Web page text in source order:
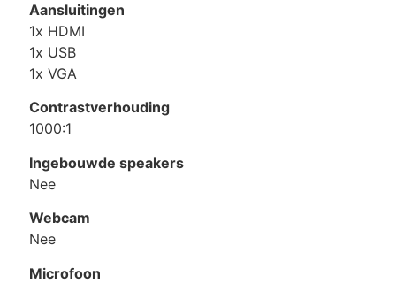
Aansluitingen
1x HDMI
1x USB
1x VGA
Contrastverhouding
1000:1
Ingebouwde speakers
Nee
Webcam
Nee
Microfoon